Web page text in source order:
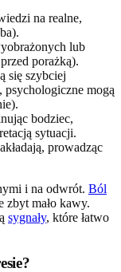
na realne,
lub
porażką).
się szybciej
psychologiczne mogą
bodziec,
sytuacji.
prowadząc
i na odwrót. Ból
zbyt mało kawy.
sygnały, które łatwo